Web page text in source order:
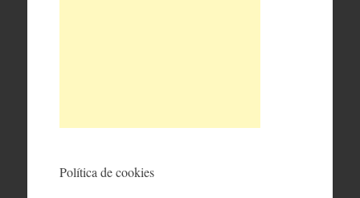
Política de cookies